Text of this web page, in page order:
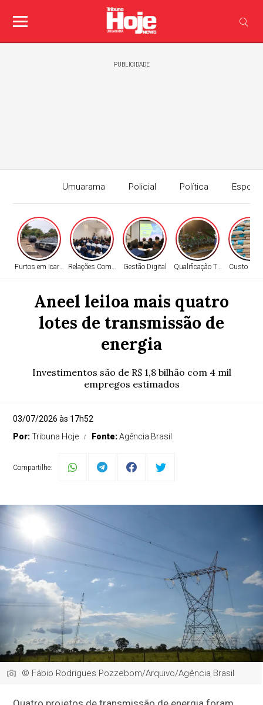
PUBLICIDADE
Umuarama Policial Política
Edição
Furtos em IcaraímaRelações ComerciaisGestão Digital Qualificação TEA Custo
Aneel leiloa mais quatro
lotes de transmissão de
energia
Investimentos são de R$ 1,8 bilhão com 4 mil
empregos estimados
03/07/2026 às 17h52
Por:Tribuna Hoje Fonte:Agência Brasil
Compartilhe:
© Fábio Rodrigues Pozzebom/Arquivo/Agência Brasil